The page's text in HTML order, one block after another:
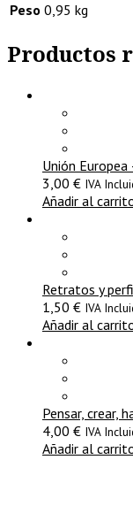
Peso 0,95 kg
Productos
Unión
3,00 € IVA
Añadir al
Retratos y
1,50 € IVA
Añadir al
Pensar, crear,
4,00 € IVA
Añadir al